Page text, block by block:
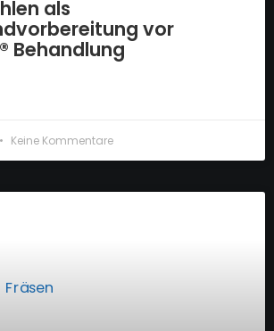
als
vor
Behandlung
Keine Kommentare